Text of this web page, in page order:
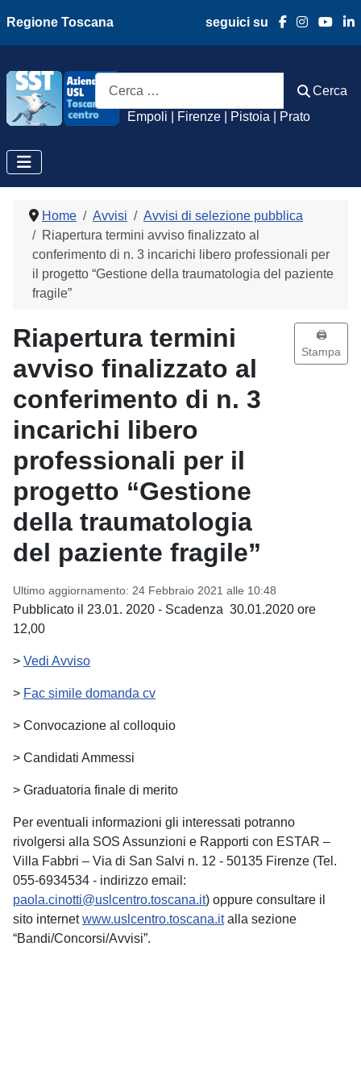
Regione Toscana seguici su
Azienda Usl
Empoli | Firenze | Pistoia | Prato
Cerca
Cerca
Home Avvisi
Avvisi di selezione pubblica
Riapertura termini avviso finalizzato al
conferimento di n. 3 incarichi libero professionali per
il progetto “Gestione della traumatologia del paziente
fragile”
Riapertura termini
avviso finalizzato al
conferimento di n. 3
incarichi libero
professionali per il
progetto “Gestione
della traumatologia
del paziente fragile”
Ultimo aggiornamento: 24 Febbraio 2021 alle 10:48
🖨️
Stampa
Pubblicato il 23.01. 2020 - Scadenza 30.01.2020 ore
12,00
> Vedi Avviso
> Fac simile domanda cv
> Convocazione al colloquio
> Candidati Ammessi
> Graduatoria finale di merito
Per eventuali informazioni gli interessati potranno
rivolgersi alla SOS Assunzioni e Rapporti con ESTAR –
Villa Fabbri – Via di San Salvi n. 12 - 50135 Firenze (Tel.
055-6934534 - indirizzo email:
paola.cinotti@uslcentro.toscana.it) oppure consultare il
sito internetwww.uslcentro.toscana.italla sezione
“Bandi/Concorsi/Avvisi”.